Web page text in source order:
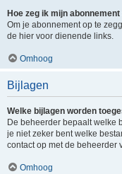
Hoe zeg ik mijn abonnement
Om je abonnement op te
de hier voor dienende links.
Omhoog
Bijlagen
Welke bijlagen worden
De beheerder bepaalt welke
je niet zeker bent welke
contact op met de beheerder
Omhoog